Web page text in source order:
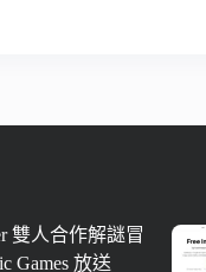
雙人合作解謎冒
Games 放送